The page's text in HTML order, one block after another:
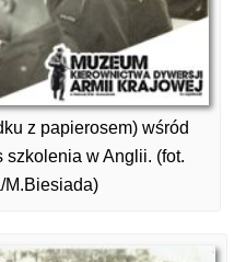
z papierosem) wśród
w Anglii. (fot.
M.Biesiada)